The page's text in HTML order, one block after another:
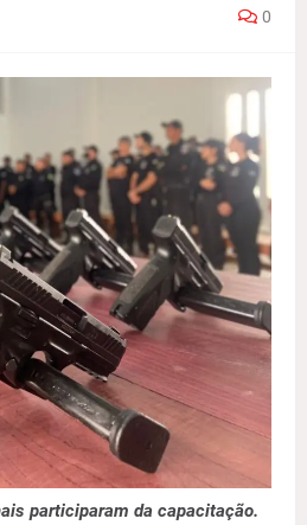
0
participaram da capacitação.